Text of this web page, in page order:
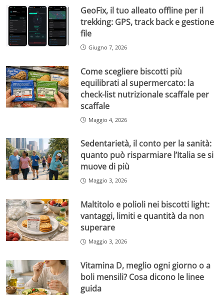
GeoFix, il tuo alleato offline per il
trekking: GPS, track back e gestione
file
Giugno 7, 2026
Come scegliere biscotti più
equilibrati al supermercato: la
check-list nutrizionale scaffale per
scaffale
Maggio 4, 2026
Sedentarietà, il conto per la sanità:
quanto può risparmiare l’Italia se si
muove di più
Maggio 3, 2026
Maltitolo e polioli nei biscotti light:
vantaggi, limiti e quantità da non
superare
Maggio 3, 2026
Vitamina D, meglio ogni giorno o a
boli mensili? Cosa dicono le linee
guida